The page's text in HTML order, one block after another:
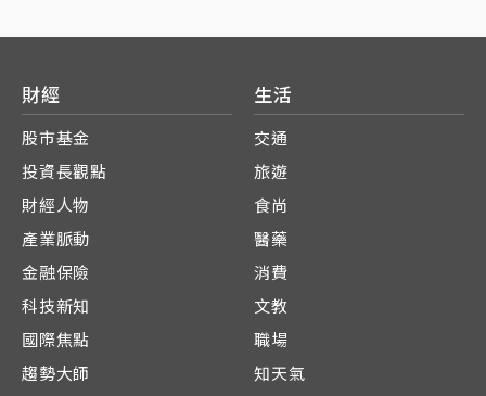
財經
股市基金
投資長觀點
財經人物
產業脈動
金融保險
科技新知
國際焦點
趨勢大師
生活
交通
旅遊
食尚
醫藥
消費
文教
職場
知天氣